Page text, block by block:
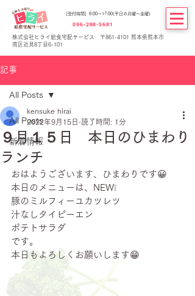
[受付時間] 8:00～17:00(平日の月曜～金曜)
096-288-5681
株式会社ヒライ給食宅配サービス 〒861-4101 熊本県熊本市
南区近見8丁目6-101
記事
All Posts
新着情報
All Posts
９月１５日 本日のひまわり
ランチ
kensuke hirai
2022年9月15日 読了時間: 1分
おはようございます、ひまわりです😀
本日のメニューは、NEW❕
豚のミルフィーユカツレツ
汁なしタイピーエン
ポテトサラダ
です。
本日もよろしくお願いします😁